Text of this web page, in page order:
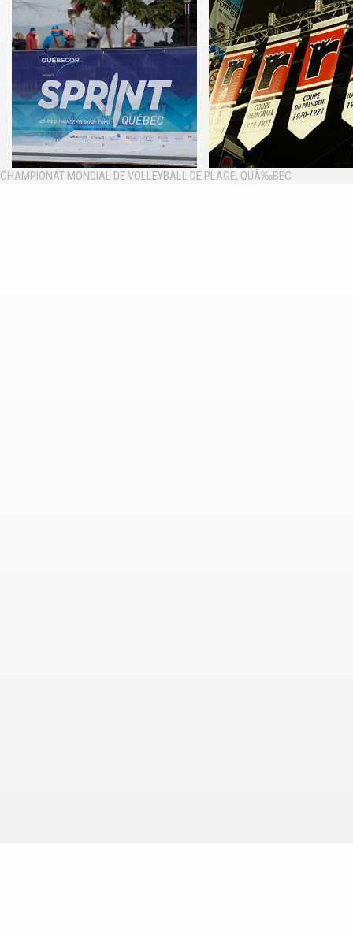
CHAMPIONAT MONDIAL DE VOLLEYBALL DE PLAGE, QUÃ‰BEC